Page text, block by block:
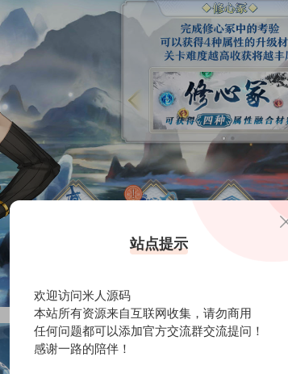
站点提示
欢迎访问米人源码
本站所有资源来自互联网收集，请勿商用
任何问题都可以添加官方交流群交流提问！
感谢一路的陪伴！